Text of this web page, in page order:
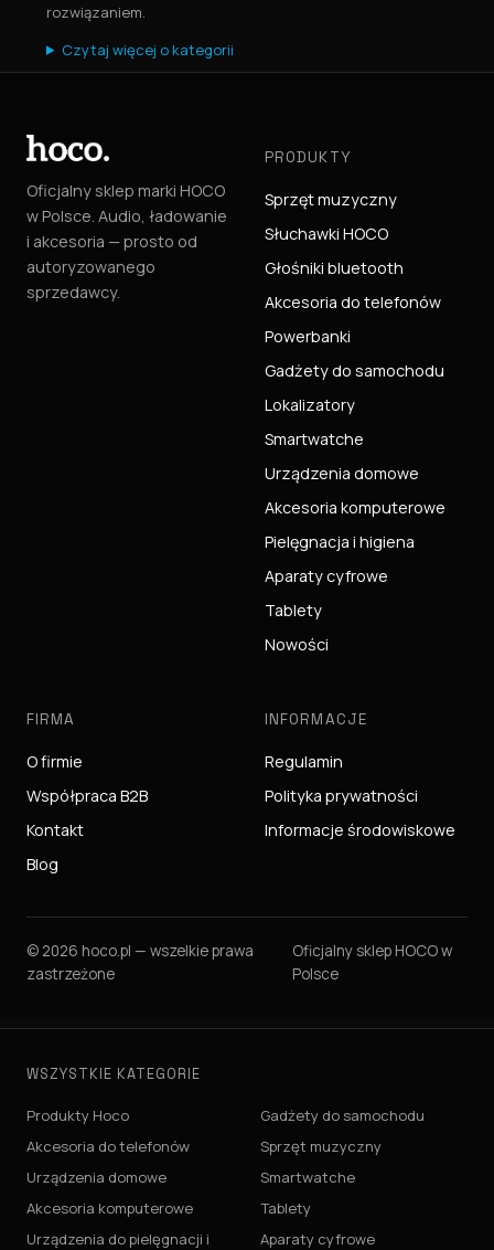
rozwiązaniem.
Czytaj więcej o kategorii
Oficjalny sklep marki HOCO
w Polsce. Audio, ładowanie
i akcesoria — prosto od
autoryzowanego
sprzedawcy.
PRODUKTY
Sprzęt muzyczny
Słuchawki HOCO
Głośniki bluetooth
Akcesoria do telefonów
Powerbanki
Gadżety do samochodu
Lokalizatory
Smartwatche
Urządzenia domowe
Akcesoria komputerowe
Pielęgnacja i higiena
Aparaty cyfrowe
Tablety
Nowości
FIRMA
O firmie
Współpraca B2B
Kontakt
Blog
INFORMACJE
Regulamin
Polityka prywatności
Informacje środowiskowe
© 2026 hoco.pl — wszelkie prawa
zastrzeżone
Oficjalny sklep HOCO w
Polsce
WSZYSTKIE KATEGORIE
Produkty Hoco
Gadżety do samochodu
Akcesoria do telefonów
Sprzęt muzyczny
Urządzenia domowe
Smartwatche
Akcesoria komputerowe
Tablety
Urządzenia do pielęgnacji i
Aparaty cyfrowe